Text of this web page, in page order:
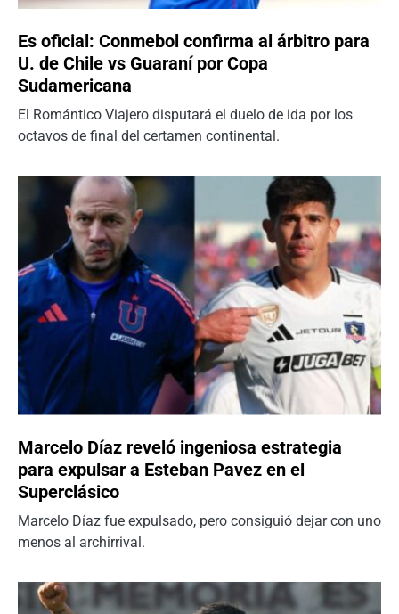
Es oficial: Conmebol confirma al árbitro para
U. de Chile vs Guaraní por Copa
Sudamericana
El Romántico Viajero disputará el duelo de ida por los
octavos de final del certamen continental.
Marcelo Díaz reveló ingeniosa estrategia
para expulsar a Esteban Pavez en el
Superclásico
Marcelo Díaz fue expulsado, pero consiguió dejar con uno
menos al archirrival.